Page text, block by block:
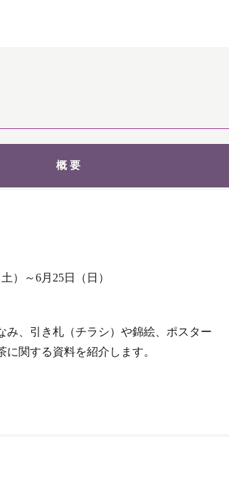
概要
）～6月25日（日）
み、引き札（チラシ）や錦絵、ポスター
に関する資料を紹介します。